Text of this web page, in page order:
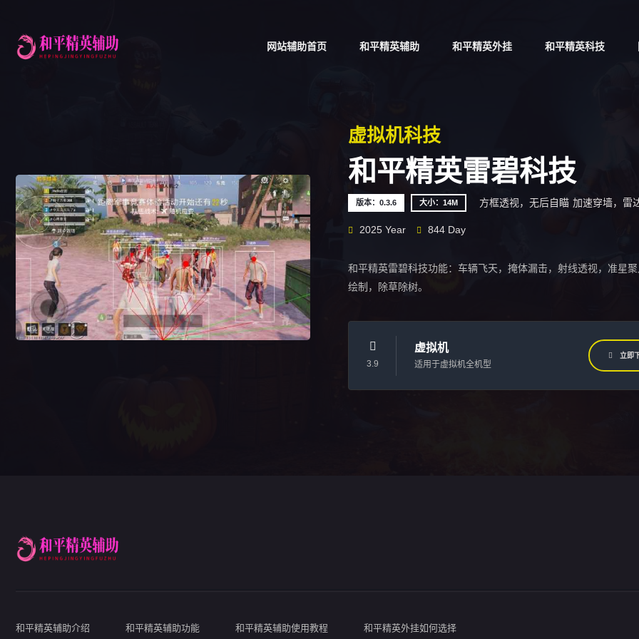
网站辅助首页 和平精英辅助 和平精英外挂 和平精英科技
虚拟机科技
和平精英雷碧科技
版本：0.3.6 大小：14M 方框透视，无后自瞄 加速穿墙，雷
2025 Year 844 Day
和平精英雷碧科技功能：车辆飞天，掩体漏击，射线透视，准星
绘制，除草除树。
3.9
虚拟机
适用于虚拟机全机型
立即
和平精英辅助介绍 和平精英辅助功能 和平精英辅助使用教程 和平精英外挂如何选择